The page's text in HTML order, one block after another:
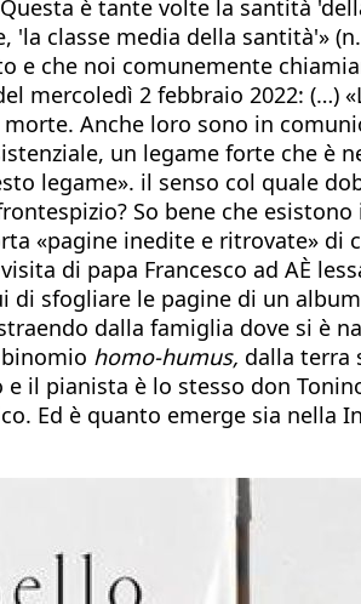
è tante volte la santità
'la classe media della santità'»
e che noi comunemente
mercoledì 2 febbraio 2022: (…)
Anche loro sono in
un legame forte che è
legame». il senso col quale
So bene che
«pagine inedite e ritrovate»
di papa Francesco ad AÈ
di sfogliare le pagine di un
dalla famiglia dove si è
homo-humus, dalla terra
il pianista è lo stesso don
Ed è quanto emerge sia nella